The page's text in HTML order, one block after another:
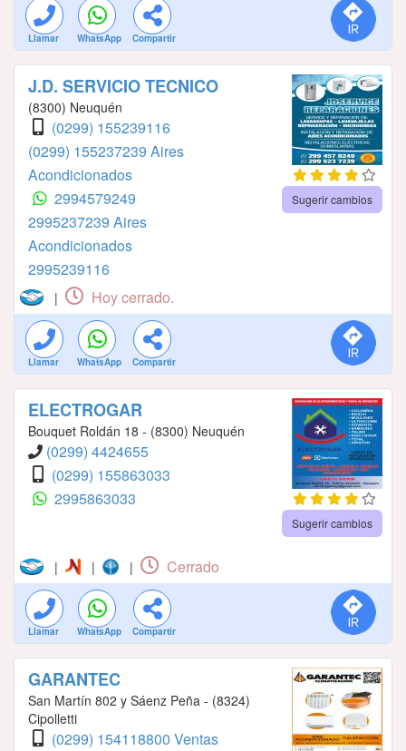
Llamar WhatsApp Compartir
J.D. SERVICIO TECNICO
(8300) Neuquén
(0299) 155239116
(0299) 155237239 Aires
Acondicionados
2994579249
2995237239 Aires
Acondicionados
2995239116
Sugerir cambios
| Hoy cerrado.
Llamar WhatsApp Compartir
ELECTROGAR
Bouquet Roldán 18 - (8300) Neuquén
(0299) 4424655
(0299) 155863033
2995863033
Sugerir cambios
| | | Cerrado
Llamar WhatsApp Compartir
GARANTEC
San Martín 802 y Sáenz Peña - (8324)
Cipolletti
(0299) 154118800 Ventas